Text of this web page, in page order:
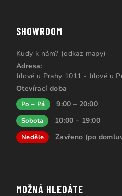
SHOWROOM
Kudy k nám? (odkaz mapy)
Adresa:
Jílové u Prahy 1011 - Jílové u
Otevírací doba
Po – Pá 9:00 – 20:00
Sobota 10:00 – 19:00
Neděle Zavřeno (po
MOŽNÁ HLEDÁTE